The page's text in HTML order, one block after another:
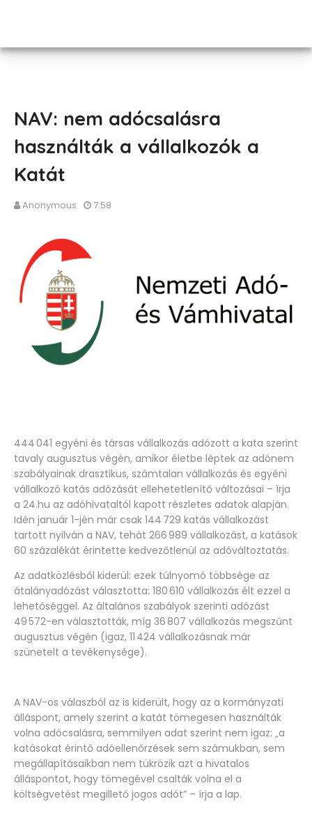
NAV: nem adócsalásra
használták a vállalkozók a
Katát
Anonymous 7:58
444 041 egyéni és társas vállalkozás adózott a kata szerint
tavaly augusztus végén, amikor életbe léptek az adónem
szabályainak drasztikus, számtalan vállalkozás és egyéni
vállalkozó katás adózását ellehetetlenítő változásai – írja
a 24.hu az adóhivataltól kapott részletes adatok alapján.
Idén január 1-jén már csak 144 729 katás vállalkozást
tartott nyilván a NAV, tehát 266 989 vállalkozást, a katások
60 százalékát érintette kedvezőtlenül az adóváltoztatás.
Az adatközlésből kiderül: ezek túlnyomó többsége az
átalányadózást választotta: 180 610 vállalkozás élt ezzel a
lehetőséggel. Az általános szabályok szerinti adózást
49 572-en választották, míg 36 807 vállalkozás megszűnt
augusztus végén (igaz, 11 424 vállalkozásnak már
szünetelt a tevékenysége).
A NAV-os válaszból az is kiderült, hogy az a kormányzati
álláspont, amely szerint a katát tömegesen használták
volna adócsalásra, semmilyen adat szerint nem igaz: „a
katásokat érintő adóellenőrzések sem számukban, sem
megállapításaikban nem tükrözik azt a hivatalos
álláspontot, hogy tömegével csalták volna el a
költségvetést megillető jogos adót” – írja a lap.